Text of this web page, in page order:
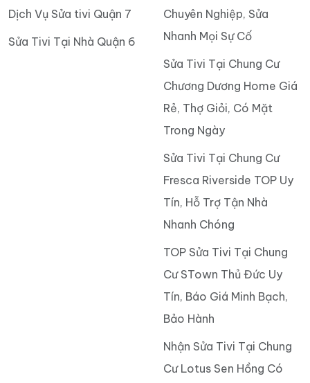
Dịch Vụ Sửa tivi Quận 7
Sửa Tivi Tại Nhà Quận 6
Chuyên Nghiệp, Sửa
Nhanh Mọi Sự Cố
Sửa Tivi Tại Chung Cư
Chương Dương Home Giá
Rẻ, Thợ Giỏi, Có Mặt
Trong Ngày
Sửa Tivi Tại Chung Cư
Fresca Riverside TOP Uy
Tín, Hỗ Trợ Tận Nhà
Nhanh Chóng
TOP Sửa Tivi Tại Chung
Cư STown Thủ Đức Uy
Tín, Báo Giá Minh Bạch,
Bảo Hành
Nhận Sửa Tivi Tại Chung
Cư Lotus Sen Hồng Có